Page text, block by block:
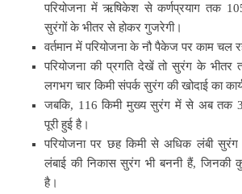
परियोजना में ऋषिकेश से कर्णप्रयाग तक
सुरंगों के भीतर से होकर गुजरेगी।
वर्तमान में परियोजना के नौ पैकेज पर काम चल
परियोजना की प्रगति देखें तो सुरंग के
लगभग चार किमी संपर्क सुरंग की खोदाई का
जबकि, 116 किमी मुख्य सुरंग में से अब तक
पूरी हुई है।
परियोजना पर छह किमी से अधिक लंबी सुरंग
लंबाई की निकास सुरंग भी बननी हैं, जिनकी
है।